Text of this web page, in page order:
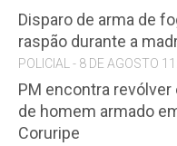
Disparo de arma de
raspão durante a
POLICIAL - 8 DE AGOSTO
PM encontra
de homem armado
Coruripe